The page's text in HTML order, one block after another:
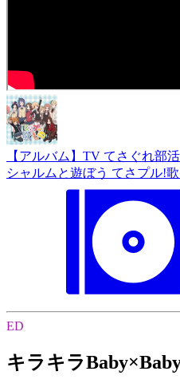
【アルバム】TV てさぐれ部
シャルムと遊ぼう てさプル!
ED
キラキラ